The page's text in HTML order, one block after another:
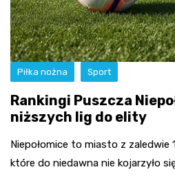
Piłka nożna Sport
Rankingi Puszcza
niższych lig do elity
Niepołomice to miasto z zaledwie
które do niedawna nie kojarzyło